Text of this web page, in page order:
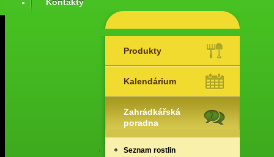
Produkty
Kalendárium
Zahrádkářská
poradna
Seznam rostlin